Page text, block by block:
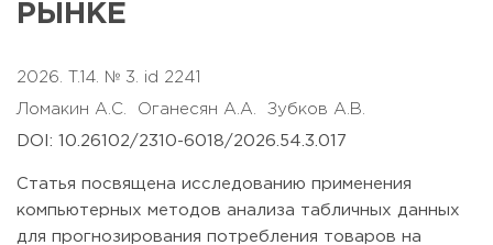
РЫНКЕ
2026. T.14. № 3. id 2241
Ломакин А.С. Оганесян А.А. Зубков А.В.
DOI: 10.26102/2310-6018/2026.54.3.017
Статья посвящена исследованию применения
компьютерных методов анализа табличных данных
для прогнозирования потребления товаров на